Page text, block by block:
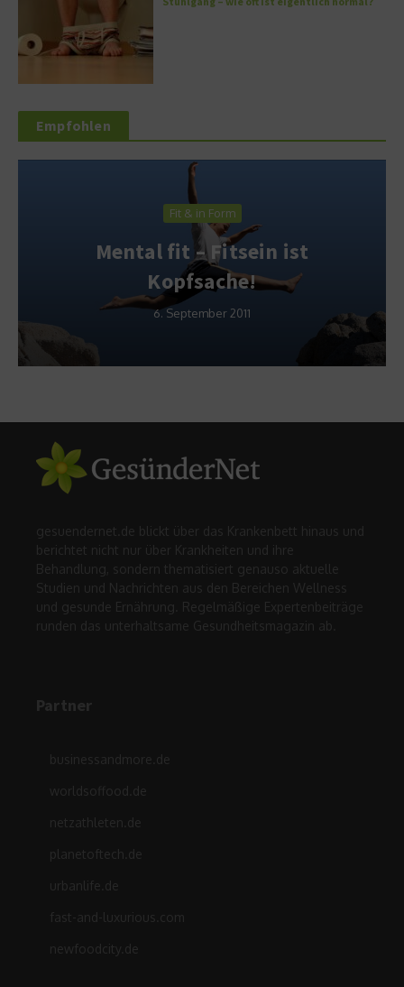
Empfohlen
Fit & in Form
Mental fit – Fitsein ist
Kopfsache!
6. September 2011
gesuendernet.de blickt über das Krankenbett hinaus und
berichtet nicht nur über Krankheiten und ihre
Behandlung, sondern thematisiert genauso aktuelle
Studien und Nachrichten aus den Bereichen Wellness
und gesunde Ernährung. Regelmäßige Expertenbeiträge
runden das unterhaltsame Gesundheitsmagazin ab.
Partner
businessandmore.de
worldsoffood.de
netzathleten.de
planetoftech.de
urbanlife.de
fast-and-luxurious.com
newfoodcity.de